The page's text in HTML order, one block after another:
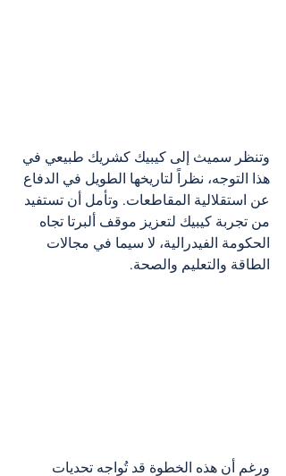
وتنظر سميث إلى كيبيك كشريك طبيعي في
هذا التوجه، نظراً لتاريخها الطويل في الدفاع
عن استقلالية المقاطعات. وتأمل أن تستفيد
من تجربة كيبيك لتعزيز موقف ألبرتا تجاه
الحكومة الفيدرالية، لا سيما في مجالات
الطاقة والتعليم والصحة.
ورغم أن هذه الخطوة قد تُواجه تحديات